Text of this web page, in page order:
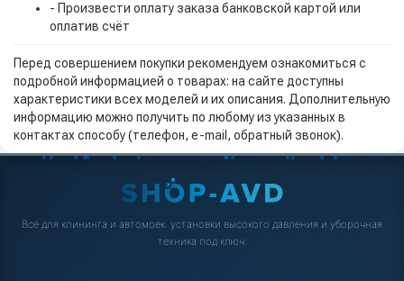
- Произвести оплату заказа банковской картой или
оплатив счёт
Перед совершением покупки рекомендуем ознакомиться с
подробной информацией о товарах: на сайте доступны
характеристики всех моделей и их описания. Дополнительную
информацию можно получить по любому из указанных в
контактах способу (телефон, e-mail, обратный звонок).
Всё для клининга и автомоек: установки высокого давления и уборочная
техника под ключ.